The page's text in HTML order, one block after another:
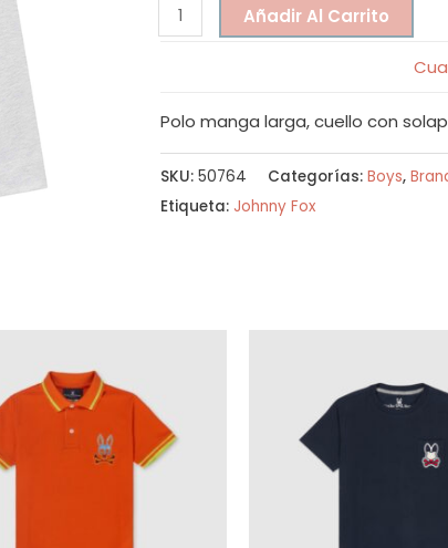
Añadir Al Carrito
Polo manga larga, cuello con
SKU: 50764 Categorías: Boys,
Etiqueta: Johnny Fox